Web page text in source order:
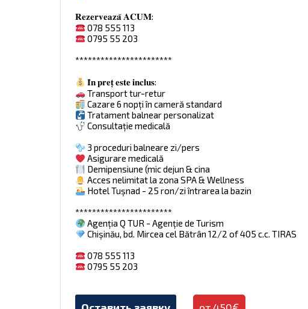
𝐑𝐞𝐳𝐞𝐫𝐯𝐞𝐚𝐳𝐚̆ 𝐀𝐂𝐔𝐌:
078 555 113
0795 55 203
***********************
𝐈̂𝐧 𝐩𝐫𝐞𝐭̦ 𝐞𝐬𝐭𝐞 𝐢𝐧𝐜𝐥𝐮𝐬:
Transport tur-retur
Cazare 6 nopți în cameră standard
Tratament balnear personalizat
Consultație medicală
3 proceduri balneare zi/pers
Asigurare medicală
Demipensiune (mic dejun & cina
Acces nelimitat la zona SPA & Wellness
Hotel Tușnad - 25 ron/zi întrarea la bazin
***********************
Agenția Q TUR - Agenție de Turism
Chișinău, bd. Mircea cel Bătrân 12/2 of 405 c.c. TIRAS
078 555 113
0795 55 203